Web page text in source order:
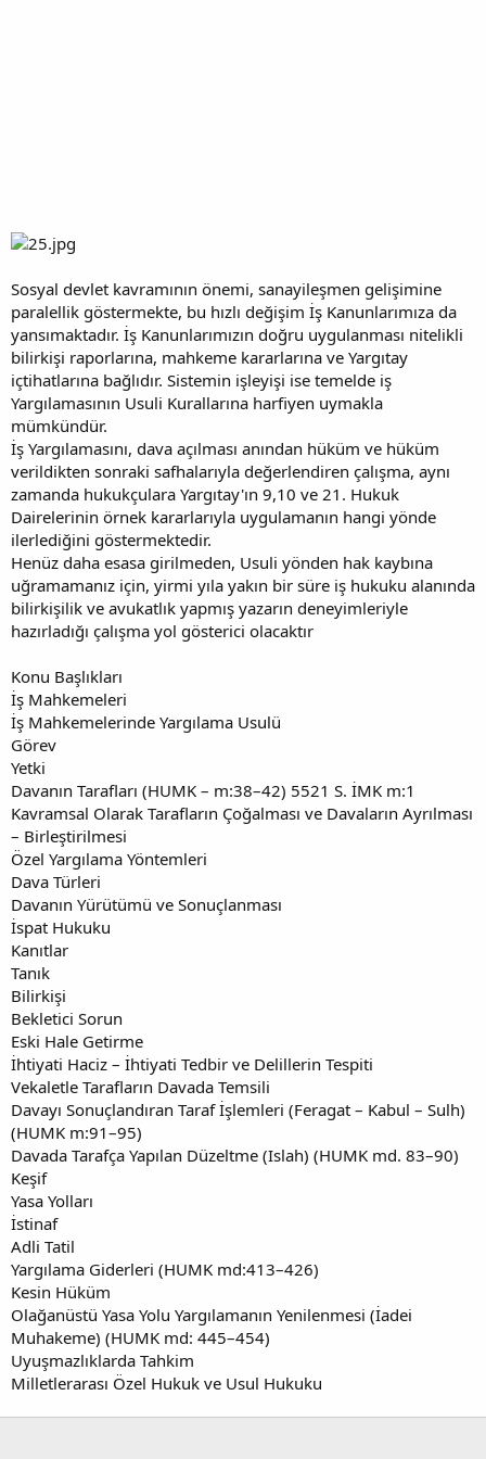
Sosyal devlet kavramının önemi, sanayileşmen gelişimine
paralellik göstermekte, bu hızlı değişim İş Kanunlarımıza da
yansımaktadır. İş Kanunlarımızın doğru uygulanması nitelikli
bilirkişi raporlarına, mahkeme kararlarına ve Yargıtay
içtihatlarına bağlıdır. Sistemin işleyişi ise temelde iş
Yargılamasının Usuli Kurallarına harfiyen uymakla
mümkündür.
İş Yargılamasını, dava açılması anından hüküm ve hüküm
verildikten sonraki safhalarıyla değerlendiren çalışma, aynı
zamanda hukukçulara Yargıtay'ın 9,10 ve 21. Hukuk
Dairelerinin örnek kararlarıyla uygulamanın hangi yönde
ilerlediğini göstermektedir.
Henüz daha esasa girilmeden, Usuli yönden hak kaybına
uğramamanız için, yirmi yıla yakın bir süre iş hukuku alanında
bilirkişilik ve avukatlık yapmış yazarın deneyimleriyle
hazırladığı çalışma yol gösterici olacaktır
Konu Başlıkları
İş Mahkemeleri
İş Mahkemelerinde Yargılama Usulü
Görev
Yetki
Davanın Tarafları (HUMK – m:38–42) 5521 S. İMK m:1
Kavramsal Olarak Tarafların Çoğalması ve Davaların Ayrılması
– Birleştirilmesi
Özel Yargılama Yöntemleri
Dava Türleri
Davanın Yürütümü ve Sonuçlanması
İspat Hukuku
Kanıtlar
Tanık
Bilirkişi
Bekletici Sorun
Eski Hale Getirme
İhtiyati Haciz – İhtiyati Tedbir ve Delillerin Tespiti
Vekaletle Tarafların Davada Temsili
Davayı Sonuçlandıran Taraf İşlemleri (Feragat – Kabul – Sulh)
(HUMK m:91–95)
Davada Tarafça Yapılan Düzeltme (Islah) (HUMK md. 83–90)
Keşif
Yasa Yolları
İstinaf
Adli Tatil
Yargılama Giderleri (HUMK md:413–426)
Kesin Hüküm
Olağanüstü Yasa Yolu Yargılamanın Yenilenmesi (İadei
Muhakeme) (HUMK md: 445–454)
Uyuşmazlıklarda Tahkim
Milletlerarası Özel Hukuk ve Usul Hukuku